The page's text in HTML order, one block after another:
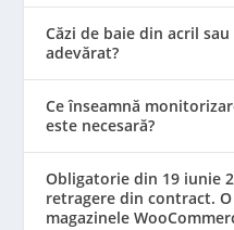
Căzi de baie din acril
adevărat?
Ce înseamnă
este necesară?
Obligatorie din 19 iunie
retragere din contract.
magazinele